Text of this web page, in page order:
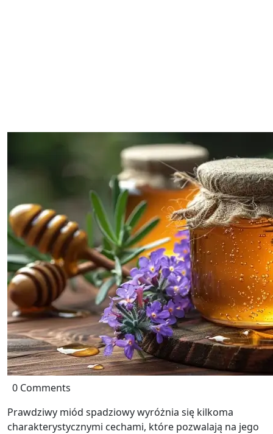
0 Comments
Prawdziwy miód spadziowy wyróżnia się kilkoma
charakterystycznymi cechami, które pozwalają na jego